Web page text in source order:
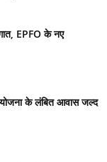
EPFO के नए
के लंबित आवास जल्द